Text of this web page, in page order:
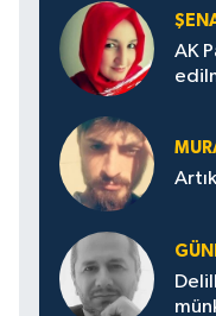
AK